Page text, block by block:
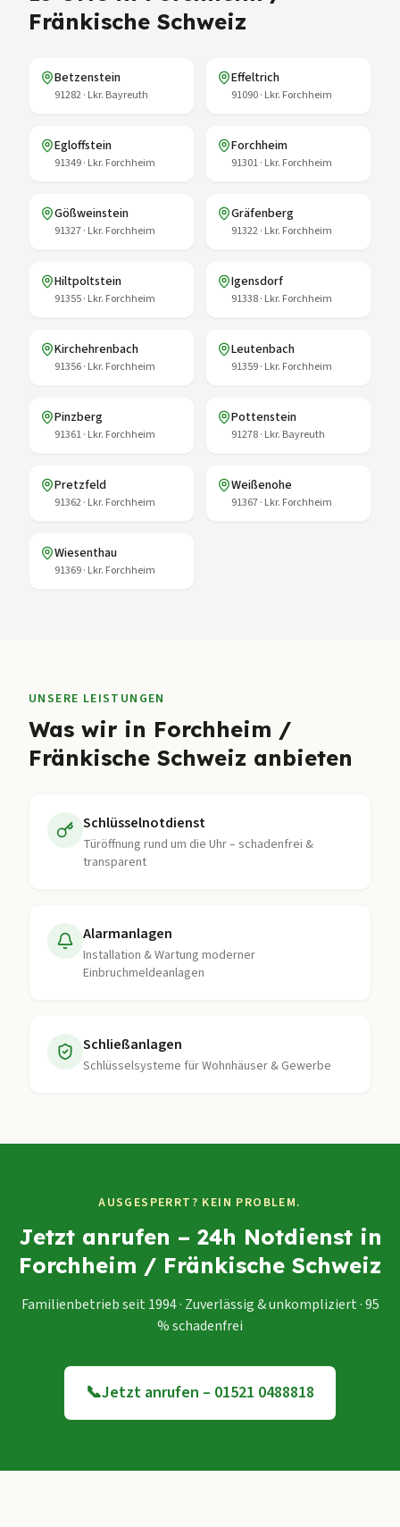
Fränkische Schweiz
Betzenstein
91282· Lkr. Bayreuth
Effeltrich
91090· Lkr. Forchheim
Egloffstein
91349· Lkr. Forchheim
Forchheim
91301· Lkr. Forchheim
Gößweinstein
91327· Lkr. Forchheim
Gräfenberg
91322· Lkr. Forchheim
Hiltpoltstein
91355· Lkr. Forchheim
Igensdorf
91338· Lkr. Forchheim
Kirchehrenbach
91356· Lkr. Forchheim
Leutenbach
91359· Lkr. Forchheim
Pinzberg
91361· Lkr. Forchheim
Pottenstein
91278· Lkr. Bayreuth
Pretzfeld
91362· Lkr. Forchheim
Weißenohe
91367· Lkr. Forchheim
Wiesenthau
91369· Lkr. Forchheim
UNSERE LEISTUNGEN
Was wir in Forchheim /
Fränkische Schweiz anbieten
Schlüsselnotdienst
Türöffnung rund um die Uhr – schadenfrei &
transparent
Alarmanlagen
Installation & Wartung moderner
Einbruchmeldeanlagen
Schließanlagen
Schlüsselsysteme für Wohnhäuser & Gewerbe
AUSGESPERRT? KEIN PROBLEM.
Jetzt anrufen – 24h Notdienst in
Forchheim / Fränkische Schweiz
Familienbetrieb seit 1994 · Zuverlässig & unkompliziert · 95
% schadenfrei
📞Jetzt anrufen – 01521 0488818